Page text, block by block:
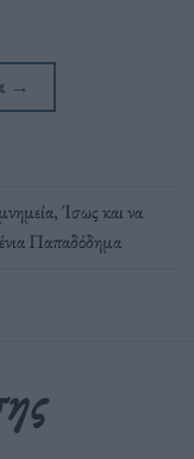
→
,Ίσως και να
Παπαδόδημα